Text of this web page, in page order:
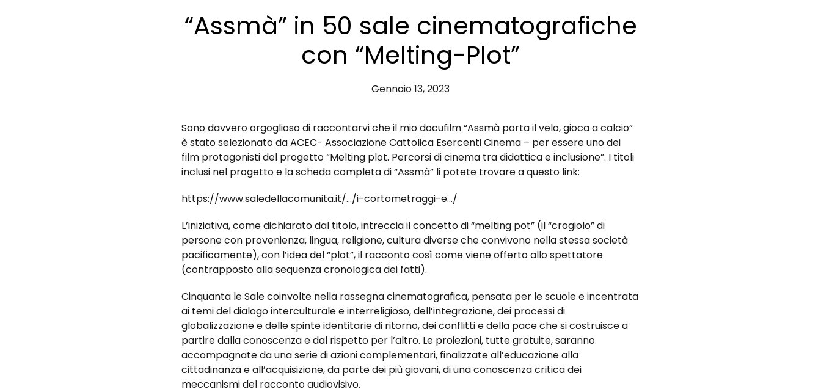
“Assmà” in 50 sale cinematografiche
con “Melting-Plot”
Gennaio 13, 2023
Sono davvero orgoglioso di raccontarvi che il mio docufilm “Assmà porta il velo, gioca a calcio”
è stato selezionato da ACEC- Associazione Cattolica Esercenti Cinema – per essere uno dei
film protagonisti del progetto “Melting plot. Percorsi di cinema tra didattica e inclusione”. I titoli
inclusi nel progetto e la scheda completa di “Assmà” li potete trovare a questo link:
https://www.saledellacomunita.it/…/i-cortometraggi-e…/
L’iniziativa, come dichiarato dal titolo, intreccia il concetto di “melting pot” (il “crogiolo” di
persone con provenienza, lingua, religione, cultura diverse che convivono nella stessa società
pacificamente), con l’idea del “plot”, il racconto così come viene offerto allo spettatore
(contrapposto alla sequenza cronologica dei fatti).
Cinquanta le Sale coinvolte nella rassegna cinematografica, pensata per le scuole e incentrata
ai temi del dialogo interculturale e interreligioso, dell’integrazione, dei processi di
globalizzazione e delle spinte identitarie di ritorno, dei conflitti e della pace che si costruisce a
partire dalla conoscenza e dal rispetto per l’altro. Le proiezioni, tutte gratuite, saranno
accompagnate da una serie di azioni complementari, finalizzate all’educazione alla
cittadinanza e all’acquisizione, da parte dei più giovani, di una conoscenza critica dei
meccanismi del racconto audiovisivo.